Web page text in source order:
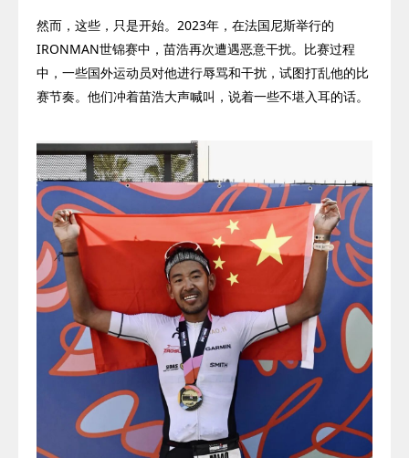
然而，这些，只是开始。 2023年，在法国尼斯举行的
IRONMAN世锦赛中，苗浩再次遭遇恶意干扰。比赛过程
中，一些国外运动员对他进行辱骂和干扰，试图打乱他的比
赛节奏。他们冲着苗浩大声喊叫，说着一些不堪入耳的话。